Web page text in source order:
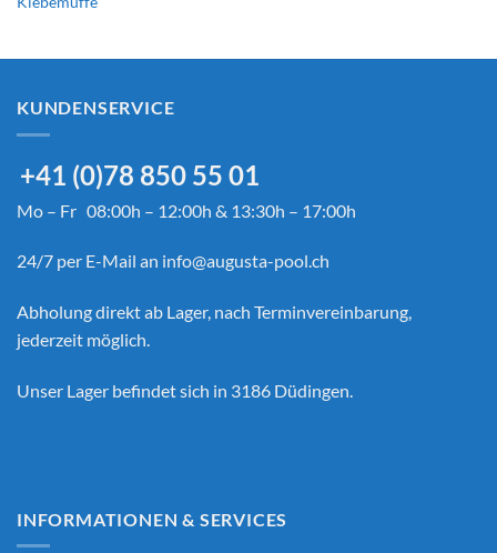
KUNDENSERVICE
+41 (0)78 850 55 01
Mo – Fr 08:00h – 12:00h & 13:30h – 17:00h
24/7 per E-Mail an info@augusta-pool.ch
Abholung direkt ab Lager, nach Terminvereinbarung,
jederzeit möglich.
Unser Lager befindet sich in 3186 Düdingen.
INFORMATIONEN & SERVICES